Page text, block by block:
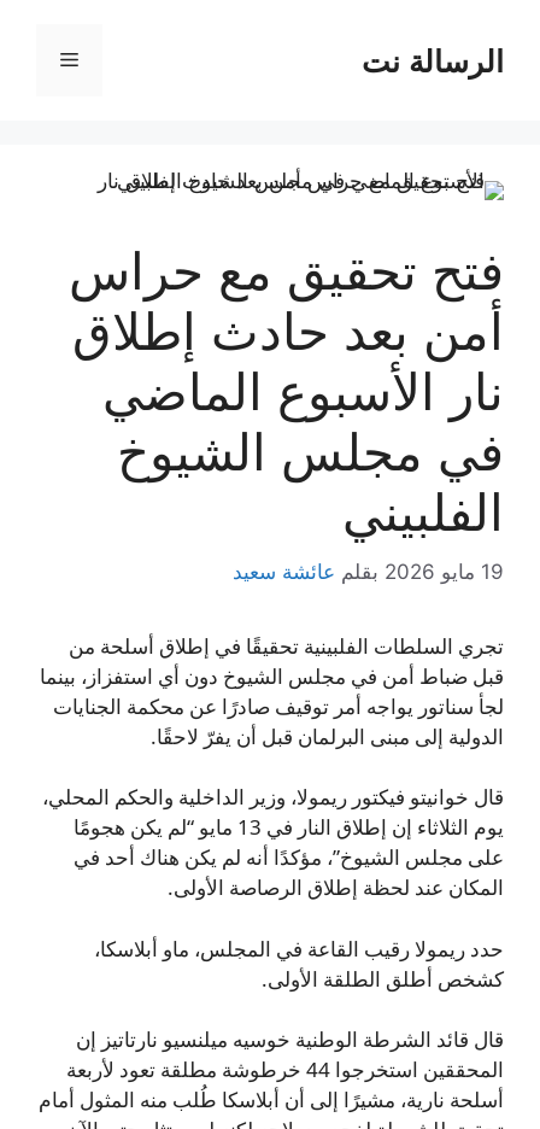
المحتوىالرسالة نت القائمة
فتح تحقيق مع حراس
أمن بعد حادث إطلاق
نار الأسبوع الماضي
في مجلس الشيوخ
الفلبيني
19 مايو 2026 بقلم عائشة سعيد
تجري السلطات الفلبينية تحقيقًا في إطلاق أسلحة من
قبل ضباط أمن في مجلس الشيوخ دون أي استفزاز، بينما
لجأ سناتور يواجه أمر توقيف صادرًا عن محكمة الجنايات
الدولية إلى مبنى البرلمان قبل أن يفرّ لاحقًا.
قال خوانيتو فيكتور ريمولا، وزير الداخلية والحكم المحلي،
يوم الثلاثاء إن إطلاق النار في 13 مايو “لم يكن هجومًا
على مجلس الشيوخ”، مؤكدًا أنه لم يكن هناك أحد في
المكان عند لحظة إطلاق الرصاصة الأولى.
حدد ريمولا رقيب القاعة في المجلس، ماو أبلاسكا،
كشخص أطلق الطلقة الأولى.
قال قائد الشرطة الوطنية خوسيه ميلنسيو نارتاتيز إن
المحققين استخرجوا 44 خرطوشة مطلقة تعود لأربعة
أسلحة نارية، مشيرًا إلى أن أبلاسكا طُلب منه المثول أمام